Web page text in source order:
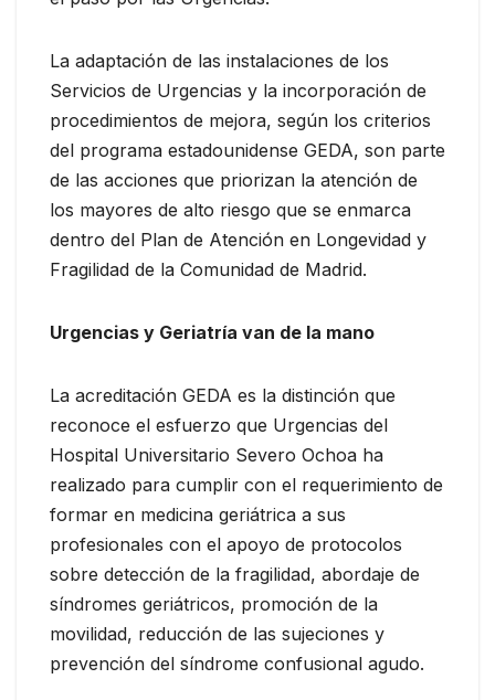
La adaptación de las instalaciones de los
Servicios de Urgencias y la incorporación de
procedimientos de mejora, según los criterios
del programa estadounidense GEDA, son parte
de las acciones que priorizan la atención de
los mayores de alto riesgo que se enmarca
dentro del Plan de Atención en Longevidad y
Fragilidad de la Comunidad de Madrid.
Urgencias y Geriatría van de la mano
La acreditación GEDA es la distinción que
reconoce el esfuerzo que Urgencias del
Hospital Universitario Severo Ochoa ha
realizado para cumplir con el requerimiento de
formar en medicina geriátrica a sus
profesionales con el apoyo de protocolos
sobre detección de la fragilidad, abordaje de
síndromes geriátricos, promoción de la
movilidad, reducción de las sujeciones y
prevención del síndrome confusional agudo.